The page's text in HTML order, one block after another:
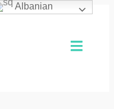
Albanian